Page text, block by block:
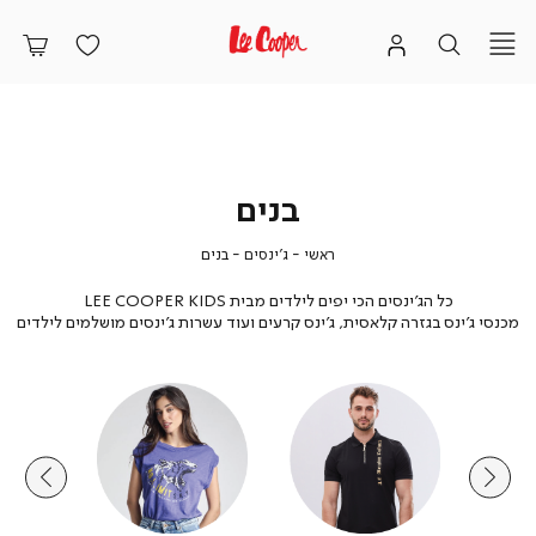
בנים
ראשי ראשי
ג'ינסים ג'ינסים
בניםבנים
כל הג'ינסים הכי יפים לילדים מבית LEE COOPER KIDS
מכנסי ג'ינס בגזרה קלאסית, ג'ינס קרעים ועוד עשרות ג'ינסים מושלמים לילדים